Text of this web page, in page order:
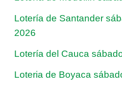
Lotería de Santander
2026
Lotería del Cauca
Loteria de Boyaca